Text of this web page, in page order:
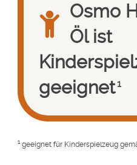
Osmo
Öl ist
geeignet1
1 geeignet für Kinderspielzeug